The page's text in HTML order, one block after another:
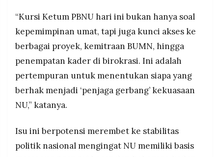
“Kursi Ketum PBNU hari ini bukan hanya soal
kepemimpinan umat, tapi juga kunci akses ke
berbagai proyek, kemitraan BUMN, hingga
penempatan kader di birokrasi. Ini adalah
pertempuran untuk menentukan siapa yang
berhak menjadi ‘penjaga gerbang’ kekuasaan
NU,” katanya.
Isu ini berpotensi merembet ke stabilitas
politik nasional mengingat NU memiliki basis